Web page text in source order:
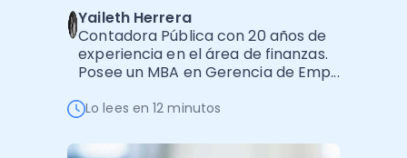
Administración Empresarial
Ver todo
Software Factura y Administración
Ver Todo
Yaileth Herrera
Contadora Pública con 20 años de
experiencia en el área de finanzas.
Posee un MBA en Gerencia de Emp...
Lo lees en 12 minutos